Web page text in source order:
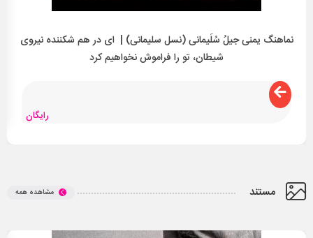
نماهنگ یمنی جیلُ سُلَیمانی (نسل سلیمانی) | ای در هم شکننده نیروی
شیطان، تو را فراموش نخواهیم کرد
رایگان
مستند مشاهده همه